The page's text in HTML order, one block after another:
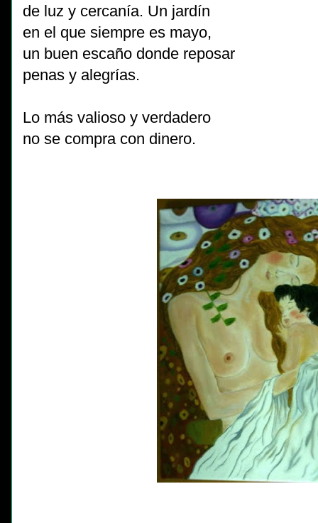
de luz y cercanía. Un jardín
en el que siempre es mayo,
un buen escaño donde reposar
penas y alegrías.
Lo más valioso y verdadero
no se compra con dinero.